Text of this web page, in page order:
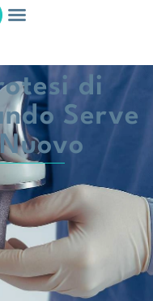
di
Serve